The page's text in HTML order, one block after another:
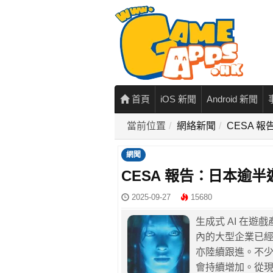
首頁 iOS 新聞 Android 新聞
當前位置 網絡新聞 CESA 報
網聞
CESA 報告：日本逾
2025-09-27 15680
生成式 AI 在遊戲
內的大型企業已
亦陸續跟進。不
會持續增加。從